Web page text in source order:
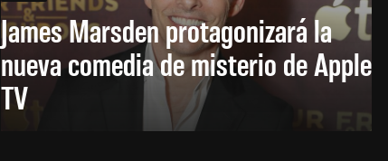
James Marsden protagonizará la
nueva comedia de misterio de Apple
TV